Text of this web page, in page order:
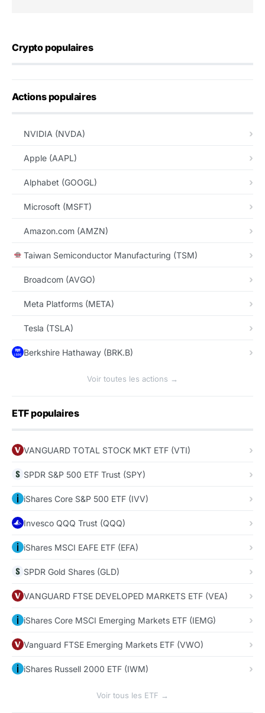
Crypto populaires
Actions populaires
NVIDIA (NVDA)
Apple (AAPL)
Alphabet (GOOGL)
Microsoft (MSFT)
Amazon.com (AMZN)
Taiwan Semiconductor Manufacturing (TSM)
Broadcom (AVGO)
Meta Platforms (META)
Tesla (TSLA)
Berkshire Hathaway (BRK.B)
Voir toutes les actions →
ETF populaires
VANGUARD TOTAL STOCK MKT ETF (VTI)
SPDR S&P 500 ETF Trust (SPY)
iShares Core S&P 500 ETF (IVV)
Invesco QQQ Trust (QQQ)
iShares MSCI EAFE ETF (EFA)
SPDR Gold Shares (GLD)
VANGUARD FTSE DEVELOPED MARKETS ETF (VEA)
iShares Core MSCI Emerging Markets ETF (IEMG)
Vanguard FTSE Emerging Markets ETF (VWO)
iShares Russell 2000 ETF (IWM)
Voir tous les ETF →